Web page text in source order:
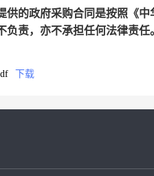
供的政府采购合同是按照《
负责，亦不承担任何法律责任
下载